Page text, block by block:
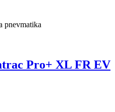
pnevmatika
Pro+ XL FR EV